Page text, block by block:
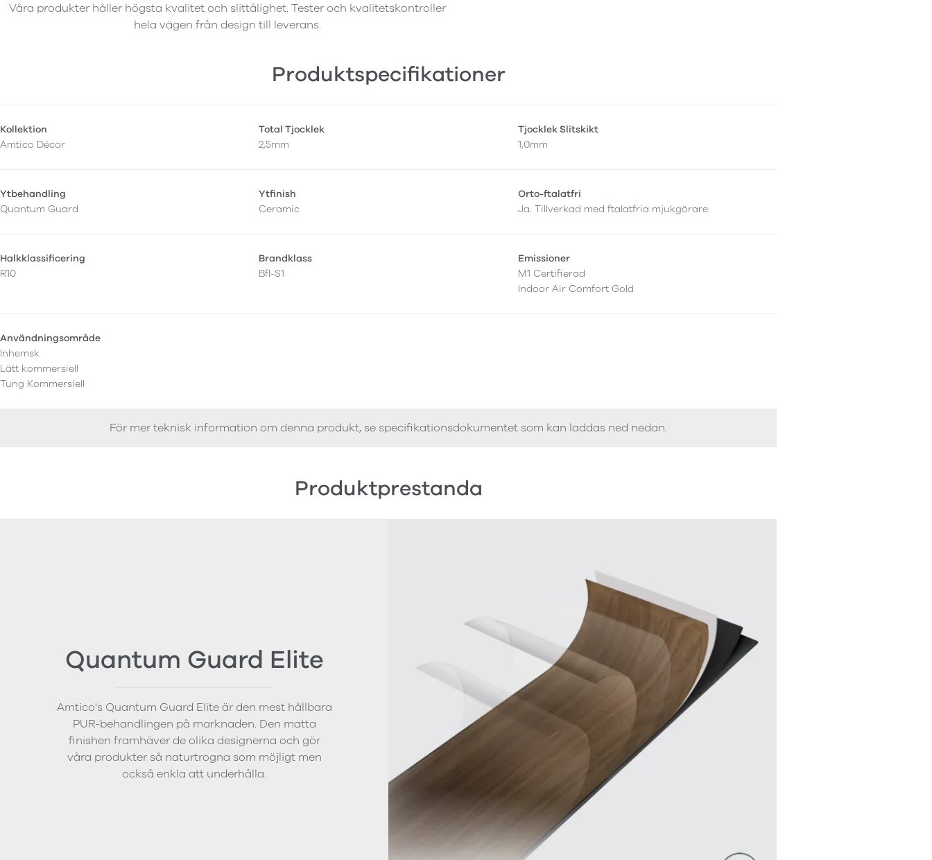
Våra produkter håller högsta kvalitet och slittålighet. Tester och kvalitetskontroller
hela vägen från design till leverans.
Produktspecifikationer
Kollektion
Amtico Décor
Total Tjocklek
2,5mm
Tjocklek Slitskikt
1,0mm
Ytbehandling
Quantum Guard
Ytfinish
Ceramic
Orto-ftalatfri
Ja. Tillverkad med ftalatfria mjukgörare.
Halkklassificering
R10
Brandklass
Bfl-S1
Emissioner
M1 Certifierad
Indoor Air Comfort Gold
Användningsområde
Inhemsk
Lätt kommersiell
Tung Kommersiell
För mer teknisk information om denna produkt, se specifikationsdokumentet som kan laddas ned nedan.
Produktprestanda
Quantum Guard Elite
Amtico's Quantum Guard Elite är den mest hållbara
PUR-behandlingen på marknaden. Den matta
finishen framhäver de olika designerna och gör
våra produkter så naturtrogna som möjligt men
också enkla att underhålla.